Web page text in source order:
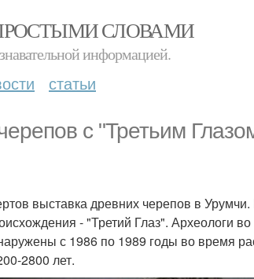
СЛОВАМИ
информацией.
статьи
с "Третьим
выставка древних черепов в
- "Третий Глаз". Археологи
с 1986 по 1989 годы во время
2800 лет.